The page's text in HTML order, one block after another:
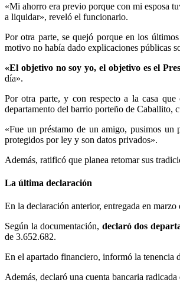
«Mi ahorro era previo porque con mi esposa
a liquidar», reveló el funcionario.
Por otra parte, se quejó porque en los
motivo no había dado explicaciones públicas
«El objetivo no soy yo, el objetivo es el
día».
Por otra parte, y con respecto a la casa
departamento del barrio porteño de Caballito,
«Fue un préstamo de un amigo, pusimos
protegidos por ley y son datos privados».
Además, ratificó que planea retomar sus
La última declaración
En la declaración anterior, entregada en
Según la documentación, declaró dos
de 3.652.682.
En el apartado financiero, informó la tenencia
Además, declaró una cuenta bancaria radicada